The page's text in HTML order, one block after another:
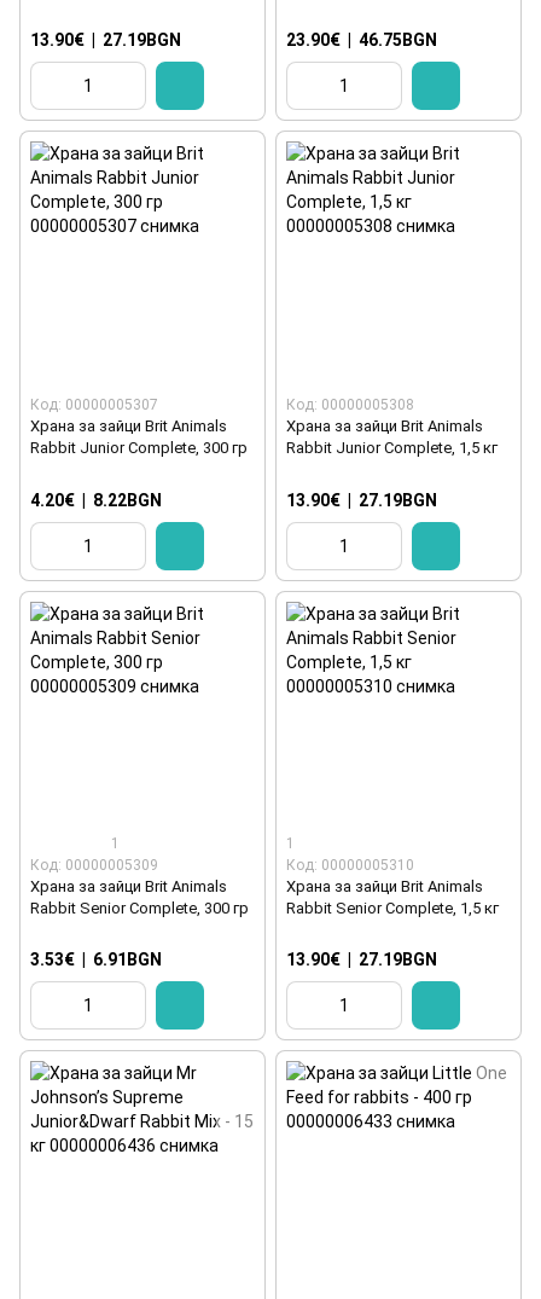
13.90€ 27.19BGN 23.90€ 46.75BGN
Код: 00000005307
Храна за зайци Brit Animals
Rabbit Junior Complete, 300 гр
4.20€ | 8.22BGN
Код: 00000005308
Храна за зайци Brit Animals
Rabbit Junior Complete, 1,5 кг
13.90€ | 27.19BGN
1
Код: 00000005309
Храна за зайци Brit Animals
Rabbit Senior Complete, 300 гр
3.53€ 6.91BGN
1
Код: 00000005310
Храна за зайци Brit Animals
Rabbit Senior Complete, 1,5 кг
13.90€ 27.19BGN